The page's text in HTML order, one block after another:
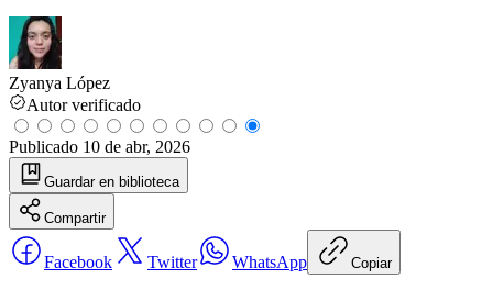
Zyanya López
Autor verificado
Publicado 10 de abr, 2026
Guardar en biblioteca
Compartir
Facebook Twitter WhatsApp Copiar